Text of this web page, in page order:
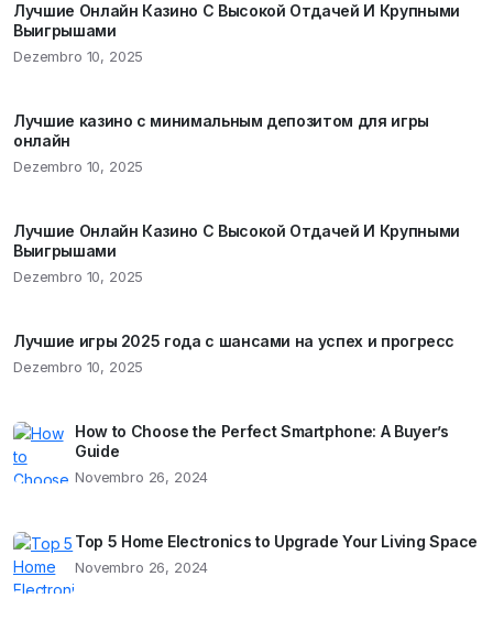
Лучшие Онлайн Казино С Высокой Отдачей И Крупными
Выигрышами
Dezembro 10, 2025
Лучшие казино с минимальным депозитом для игры
онлайн
Dezembro 10, 2025
Лучшие Онлайн Казино С Высокой Отдачей И Крупными
Выигрышами
Dezembro 10, 2025
Лучшие игры 2025 года с шансами на успех и прогресс
Dezembro 10, 2025
How to Choose the Perfect Smartphone: A Buyer’s
Guide
Novembro 26, 2024
Top 5 Home Electronics to Upgrade Your Living Space
Novembro 26, 2024